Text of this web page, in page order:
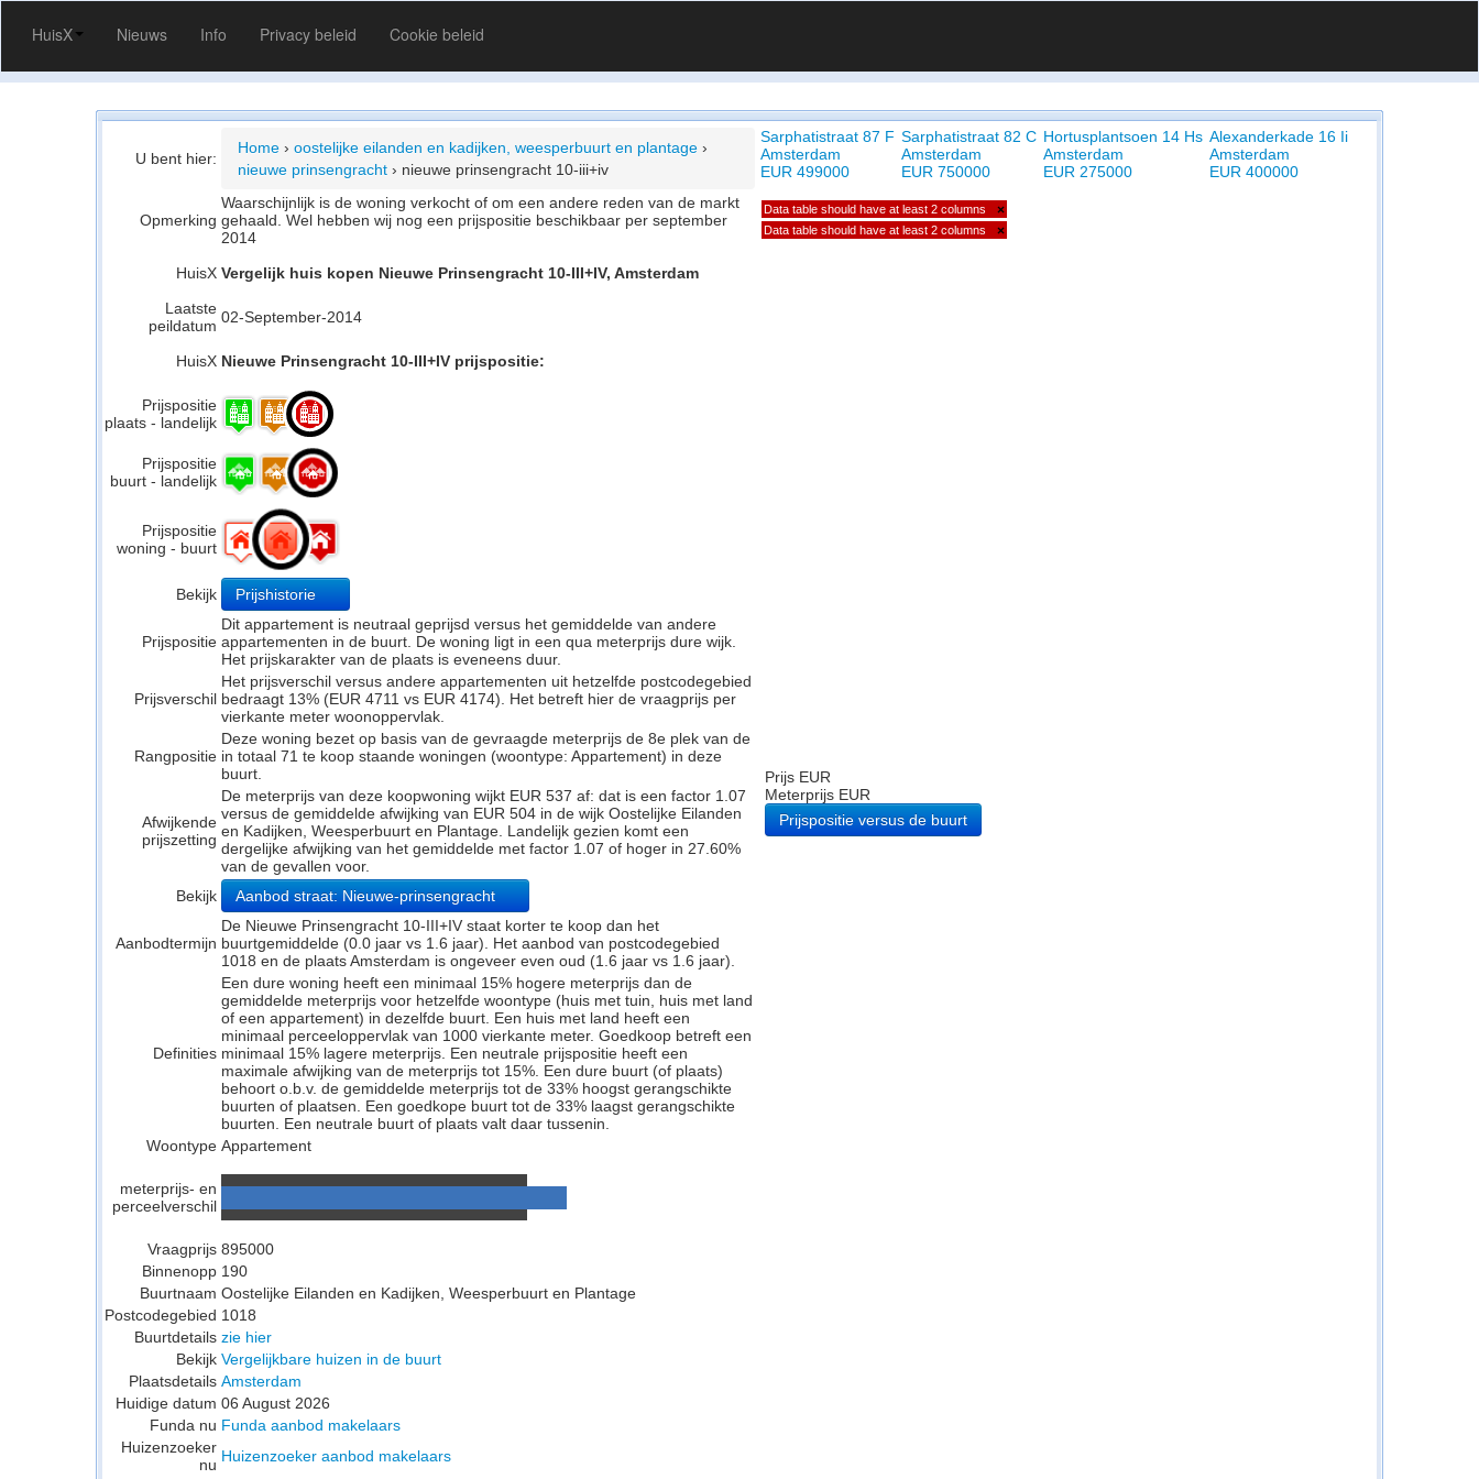
HuisX Nieuws Info Privacy beleid Cookie beleid
U bent hier:
Home › oostelijke eilanden en kadijken, weesperbuurt en plantage ›
nieuwe prinsengracht › nieuwe prinsengracht 10-iii+iv
Opmerking
Waarschijnlijk is de woning verkocht of om een andere reden van de markt
gehaald. Wel hebben wij nog een prijspositie beschikbaar per september
2014
HuisX Vergelijk huis kopen Nieuwe Prinsengracht 10-III+IV, Amsterdam
Laatste
peildatum 02-September-2014
HuisX Nieuwe Prinsengracht 10-III+IV prijspositie:
Prijspositie
plaats - landelijk
Prijspositie
buurt - landelijk
Prijspositie
woning - buurt
Bekijk Prijshistorie
Prijspositie
Dit appartement is neutraal geprijsd versus het gemiddelde van andere
appartementen in de buurt. De woning ligt in een qua meterprijs dure wijk.
Het prijskarakter van de plaats is eveneens duur.
Prijsverschil
Het prijsverschil versus andere appartementen uit hetzelfde postcodegebied
bedraagt 13% (EUR 4711 vs EUR 4174). Het betreft hier de vraagprijs per
vierkante meter woonoppervlak.
Rangpositie
Deze woning bezet op basis van de gevraagde meterprijs de 8e plek van de
in totaal 71 te koop staande woningen (woontype: Appartement) in deze
buurt.
Afwijkende
prijszetting
De meterprijs van deze koopwoning wijkt EUR 537 af: dat is een factor 1.07
versus de gemiddelde afwijking van EUR 504 in de wijk Oostelijke Eilanden
en Kadijken, Weesperbuurt en Plantage. Landelijk gezien komt een
dergelijke afwijking van het gemiddelde met factor 1.07 of hoger in 27.60%
van de gevallen voor.
Bekijk
Aanbod straat: Nieuwe-prinsengracht
Aanbodtermijn
De Nieuwe Prinsengracht 10-III+IV staat korter te koop dan het
buurtgemiddelde (0.0 jaar vs 1.6 jaar). Het aanbod van postcodegebied
1018 en de plaats Amsterdam is ongeveer even oud (1.6 jaar vs 1.6 jaar).
Definities
Een dure woning heeft een minimaal 15% hogere meterprijs dan de
gemiddelde meterprijs voor hetzelfde woontype (huis met tuin, huis met land
of een appartement) in dezelfde buurt. Een huis met land heeft een
minimaal perceeloppervlak van 1000 vierkante meter. Goedkoop betreft een
minimaal 15% lagere meterprijs. Een neutrale prijspositie heeft een
maximale afwijking van de meterprijs tot 15%. Een dure buurt (of plaats)
behoort o.b.v. de gemiddelde meterprijs tot de 33% hoogst gerangschikte
buurten of plaatsen. Een goedkope buurt tot de 33% laagst gerangschikte
buurten. Een neutrale buurt of plaats valt daar tussenin.
Woontype Appartement
meterprijs- en
perceelverschil
Vraagprijs 895000
Binnenopp 190
Buurtnaam Oostelijke Eilanden en Kadijken, Weesperbuurt en Plantage
Postcodegebied 1018
Buurtdetails zie hier
Bekijk Vergelijkbare huizen in de buurt
Plaatsdetails Amsterdam
Huidige datum 06 August 2026
Funda nu Funda aanbod makelaars
Huizenzoeker
nu Huizenzoeker aanbod makelaars
Sarphatistraat 87 F
Amsterdam
EUR 499000
Sarphatistraat 82 C
Amsterdam
EUR 750000
Hortusplantsoen 14 Hs
Amsterdam
EUR 275000
Alexanderkade 16 Ii
Amsterdam
EUR 400000
Data table should have at least 2 columns ×
Data table should have at least 2 columns ×
Prijs EUR
Meterprijs EUR
Prijspositie versus de buurt